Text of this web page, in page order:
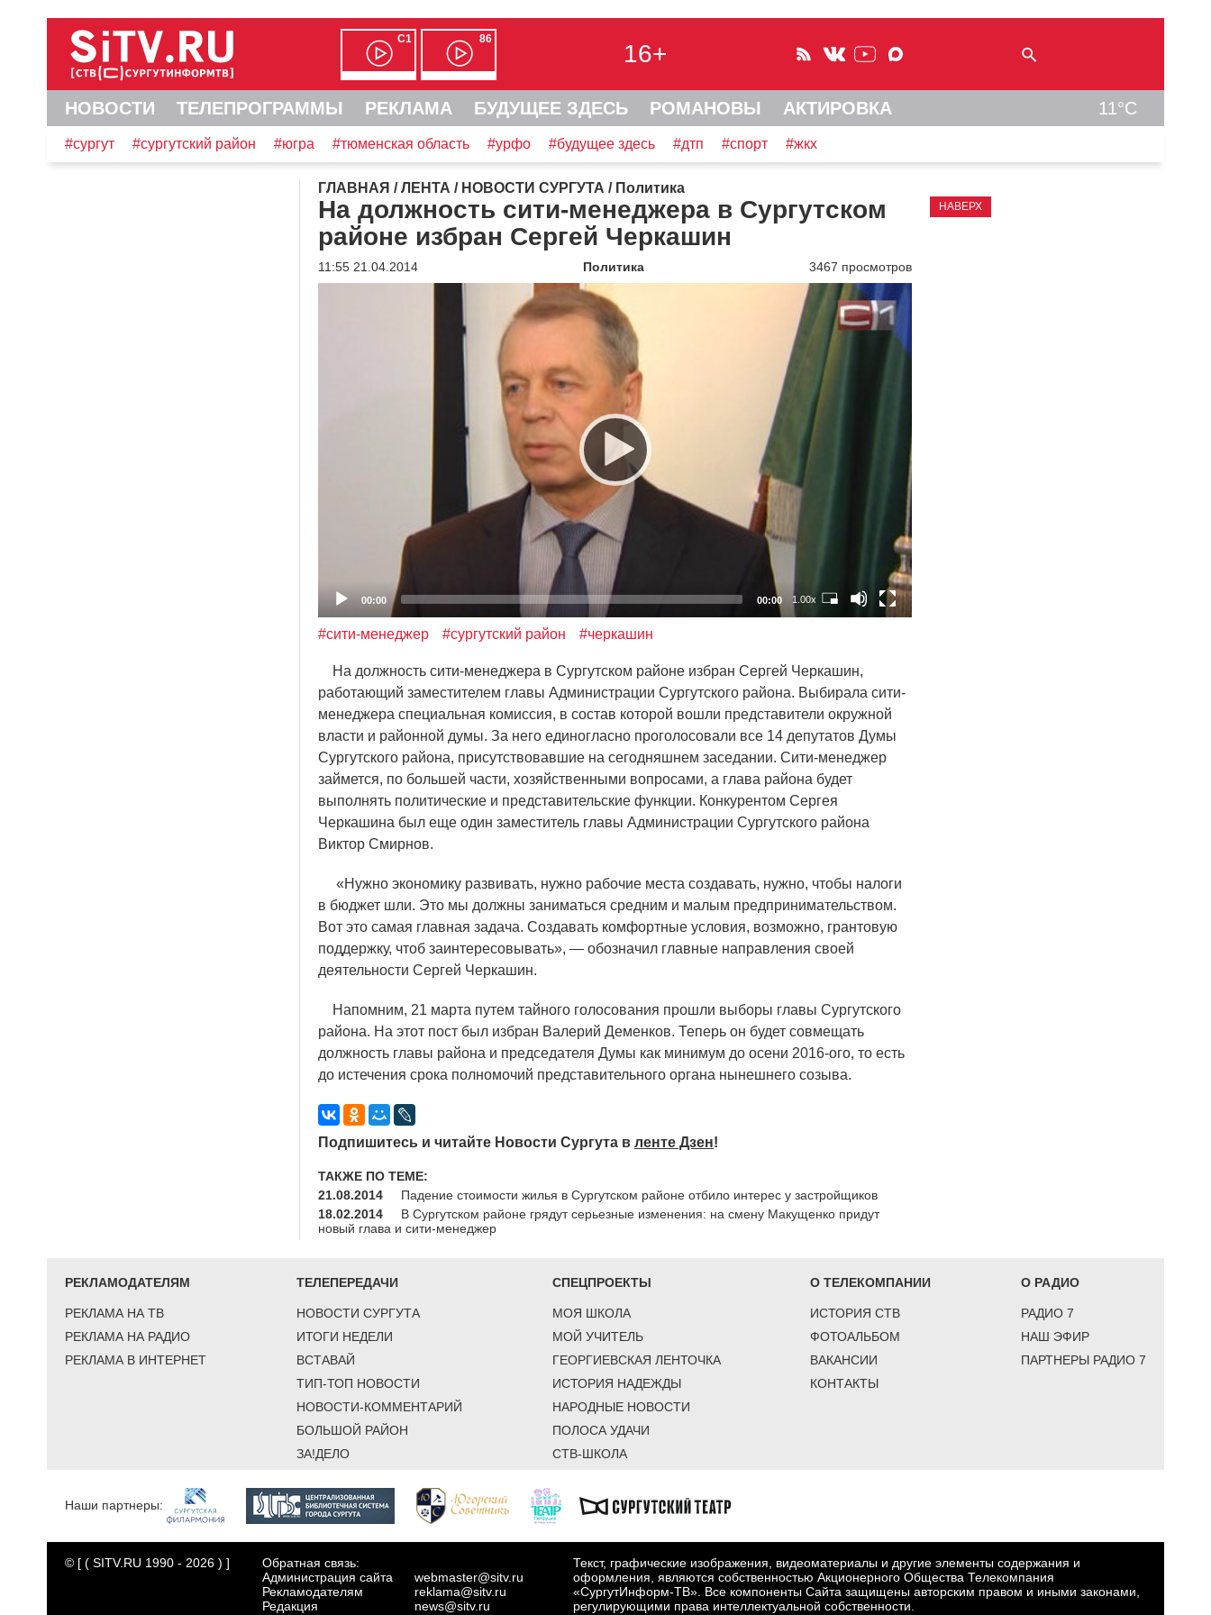
С1 86
16+
НОВОСТИ ТЕЛЕПРОГРАММЫ РЕКЛАМА БУДУЩЕЕ ЗДЕСЬ РОМАНОВЫ АКТИРОВКА 11°C
#сургут #сургутский район #югра #тюменская область #урфо #будущее здесь #дтп #спорт #жкх
ГЛАВНАЯ /ЛЕНТА / НОВОСТИ СУРГУТА / Политика
На должность сити-менеджера в Сургутском
районе избран Сергей Черкашин
11:55 21.04.2014 Политика 3467 просмотров
00:00 00:00 1.00x
#сити-менеджер #сургутский район #черкашин
На должность сити-менеджера в Сургутском районе избран Сергей Черкашин,
работающий заместителем главы Администрации Сургутского района. Выбирала сити-
менеджера специальная комиссия, в состав которой вошли представители окружной
власти и районной думы. За него единогласно проголосовали все 14 депутатов Думы
Сургутского района, присутствовавшие на сегодняшнем заседании. Сити-менеджер
займется, по большей части, хозяйственными вопросами, а глава района будет
выполнять политические и представительские функции. Конкурентом Сергея
Черкашина был еще один заместитель главы Администрации Сургутского района
Виктор Смирнов.
«Нужно экономику развивать, нужно рабочие места создавать, нужно, чтобы налоги
в бюджет шли. Это мы должны заниматься средним и малым предпринимательством.
Вот это самая главная задача. Создавать комфортные условия, возможно, грантовую
поддержку, чтоб заинтересовывать», — обозначил главные направления своей
деятельности Сергей Черкашин.
Напомним, 21 марта путем тайного голосования прошли выборы главы Сургутского
района. На этот пост был избран Валерий Деменков. Теперь он будет совмещать
должность главы района и председателя Думы как минимум до осени 2016-ого, то есть
до истечения срока полномочий представительного органа нынешнего созыва.
Подпишитесь и читайте Новости Сургута в ленте Дзен!
ТАКЖЕ ПО ТЕМЕ:
21.08.2014
Падение стоимости жилья в Сургутском районе отбило интерес у застройщиков
18.02.2014
В Сургутском районе грядут серьезные изменения: на смену Макущенко придут
новый глава и сити-менеджер
НАВЕРХ
РЕКЛАМОДАТЕЛЯМ
РЕКЛАМА НА ТВ
РЕКЛАМА НА РАДИО
РЕКЛАМА В ИНТЕРНЕТ
ТЕЛЕПЕРЕДАЧИ
НОВОСТИ СУРГУТА
ИТОГИ НЕДЕЛИ
ВСТАВАЙ
ТИП-ТОП НОВОСТИ
НОВОСТИ-КОММЕНТАРИЙ
БОЛЬШОЙ РАЙОН
ЗА!ДЕЛО
СПЕЦПРОЕКТЫ
МОЯ ШКОЛА
МОЙ УЧИТЕЛЬ
ГЕОРГИЕВСКАЯ ЛЕНТОЧКА
ИСТОРИЯ НАДЕЖДЫ
НАРОДНЫЕ НОВОСТИ
ПОЛОСА УДАЧИ
СТВ-ШКОЛА
О ТЕЛЕКОМПАНИИ
ИСТОРИЯ СТВ
ФОТОАЛЬБОМ
ВАКАНСИИ
КОНТАКТЫ
О РАДИО
РАДИО 7
НАШ ЭФИР
ПАРТНЕРЫ РАДИО 7
Наши партнеры:
© [ ( SITV.RU 1990 - 2026 ) ]
Обратная связь:
Администрация сайта
Рекламодателям
Редакция
webmaster@sitv.ru
reklama@sitv.ru
news@sitv.ru
Текст, графические изображения, видеоматериалы и другие элементы содержания и
оформления, являются собственностью Акционерного Общества Телекомпания
«СургутИнформ-ТВ». Все компоненты Сайта защищены авторским правом и иными законами,
регулирующими права интеллектуальной собственности.